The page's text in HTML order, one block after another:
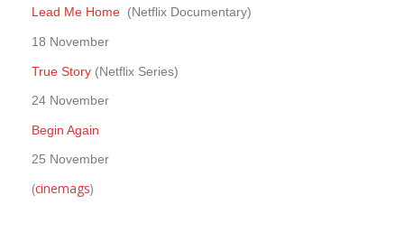
Lead Me Home (Netflix Documentary)
18 November
True Story (Netflix Series)
24 November
Begin Again
25 November
(cinemags)